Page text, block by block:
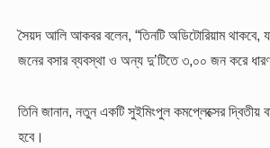
সৈয়দ আলি আকবর বলেন, “তিনটি অডিটোরিয়াম থাকবে,
জনের বসার ব্যবস্থা ও অন্য দু’টিতে ৩,০০ জন করে
তিনি জানান, নতুন একটি সুইমিংপুল কমপ্লেক্সের দ্বিতীয়
হবে।